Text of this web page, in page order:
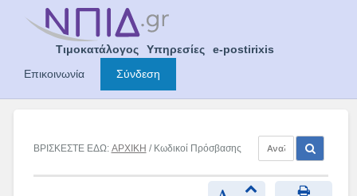
Τιμοκατάλογος Υπηρεσίες
e-postirixis
Επικοινωνία
Σύνδεση
ΒΡΙΣΚΕΣΤΕ ΕΔΩ: ΑΡΧΙΚΗ / Κωδικοί Πρόσβασης